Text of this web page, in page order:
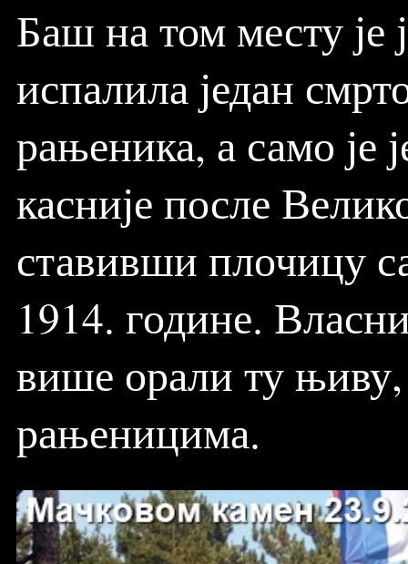
Баш на том месту је
испалила један
рањеника, а само је
касније после
ставивши плочицу
1914. године.
више орали ту
рањеницима.